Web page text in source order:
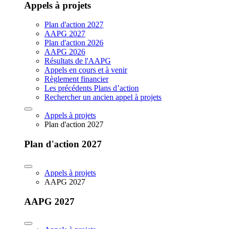
Appels à projets
Plan d'action 2027
AAPG 2027
Plan d'action 2026
AAPG 2026
Résultats de l'AAPG
Appels en cours et à venir
Règlement financier
Les précédents Plans d’action
Rechercher un ancien appel à projets
Appels à projets
Plan d'action 2027
Plan d'action 2027
Appels à projets
AAPG 2027
AAPG 2027